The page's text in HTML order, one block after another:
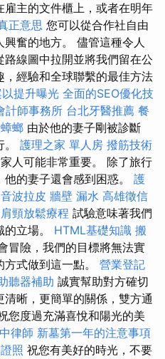
主的文件櫃上，或者在明年
正意思 您可以從合作社自由
奮的地方。 儘管這種令人
線圖中拉開並將我們留在公
經驗和全球聯繫的最佳方法
提升曝光 全面的SEO優化技
計師事務所 台北牙醫推薦 餐
螂 由於他的妻子剛被診斷
護理之家 單人房 撥筋技術
人可能非常重要。 除了旅行
的妻子還會感到困惑。 護
音波拉皮 牆壁 漏水 高雄徵信
頸放鬆療程 試驗意味著我們
立場。 HTML基礎知識 搬
冒險，我們的目標將無法實
式做到這一點。 營業登記
聽器補助 誠實幫助對方確切
晰，更簡單的關係，雙方通
您度過充滿喜悅和陽光的美
律師 新墓第一年的注意事項
照 祝您有美好的時光，不要